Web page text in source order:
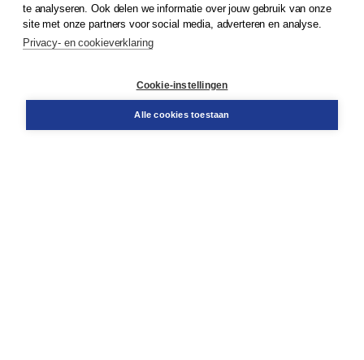
Klantenservice
Service & informatie
Contact
te analyseren. Ook delen we informatie over jouw gebruik van onze
site met onze partners voor social media, adverteren en analyse.
Privacy- en cookieverklaring
Cookie-instellingen
Alle cookies toestaan